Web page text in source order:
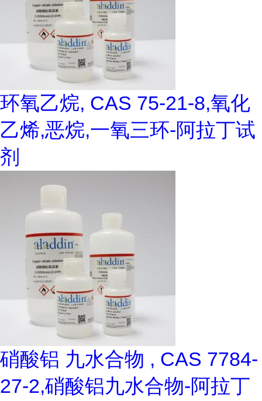
环氧乙烷, CAS 75-21-8,氧化
乙烯,恶烷,一氧三环-阿拉丁试
剂
硝酸铝 九水合物 , CAS 7784-
27-2,硝酸铝九水合物-阿拉丁